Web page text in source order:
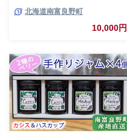
合せ ジビエ 加工品 北海道産 国
産 おつまみ おかず 高たんぱく
低脂肪 鉄分 カレー 味噌 食べや
北海道南富良野町
10,000円